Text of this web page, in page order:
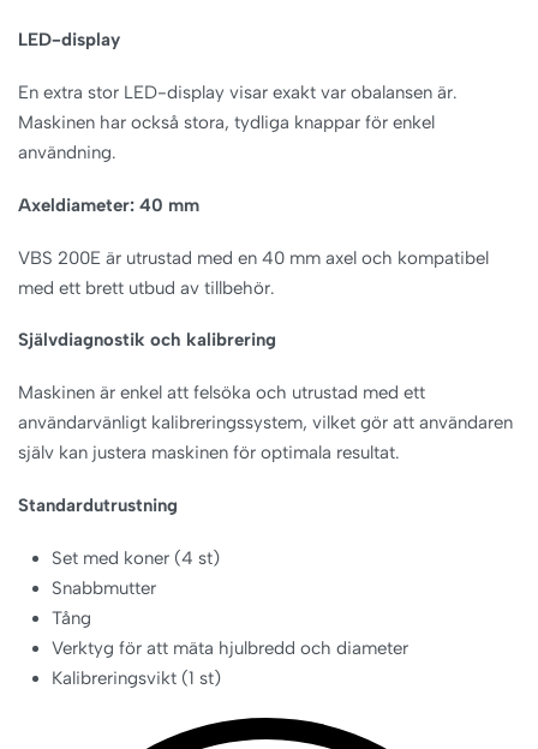
LED-display
En extra stor LED-display visar exakt var obalansen är.
Maskinen har också stora, tydliga knappar för enkel
användning.
Axeldiameter: 40 mm
VBS 200E är utrustad med en 40 mm axel och kompatibel
med ett brett utbud av tillbehör.
Självdiagnostik och kalibrering
Maskinen är enkel att felsöka och utrustad med ett
användarvänligt kalibreringssystem, vilket gör att användaren
själv kan justera maskinen för optimala resultat.
Standardutrustning
Set med koner (4 st)
Snabbmutter
Tång
Verktyg för att mäta hjulbredd och diameter
Kalibreringsvikt (1 st)